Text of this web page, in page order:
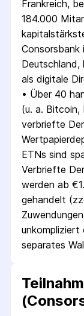
Frankreich,
184.000
Consorsbank
Deutschland,
als digitale
• Über 40
(u. a. Bitcoin,
verbriefte
ETNs sind
Verbriefte
werden ab
gehandelt
separates